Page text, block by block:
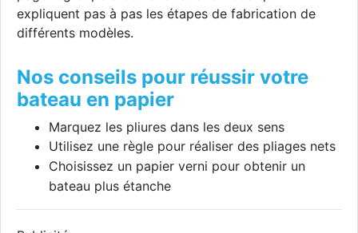
expliquent pas à pas les étapes de fabrication de
différents modèles.
Nos conseils pour réussir votre
bateau en papier
Marquez les pliures dans les deux sens
Utilisez une règle pour réaliser des pliages nets
Choisissez un papier verni pour obtenir un
bateau plus étanche